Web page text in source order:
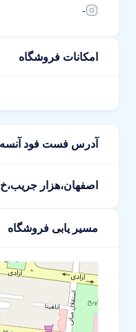
-
امکانات فروشگاه
آدرس فست فود آنسه
اصفهان،هزار
مسیر یابی فروشگاه